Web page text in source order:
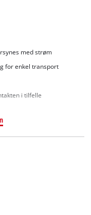
med strøm
for enkel transport
i tilfelle